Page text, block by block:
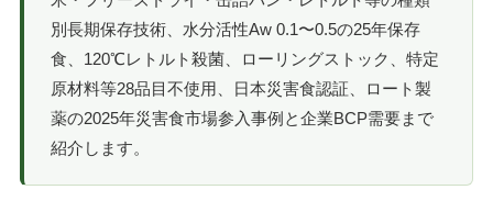
別長期保存技術、水分活性Aw 0.1〜0.5の25年保存
食、120℃レトルト殺菌、ローリングストック、特定
原材料等28品目不使用、日本災害食認証、ロート製
薬の2025年災害食市場参入事例と企業BCP需要まで
紹介します。